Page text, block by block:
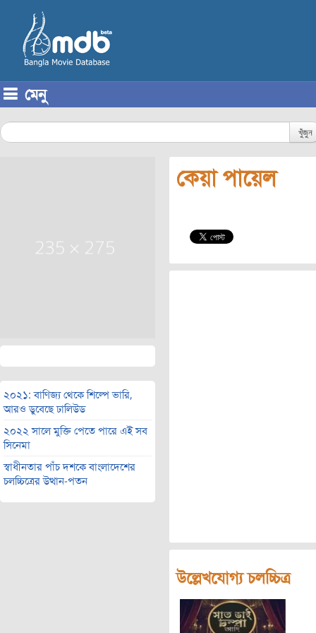
মেনু
খুঁজুন
২০২১: বাণিজ্য থেকে শিল্পে ভারি,
আরও ডুবেছে ঢালিউড
২০২২ সালে মুক্তি পেতে পারে এই সব
সিনেমা
স্বাধীনতার পাঁচ দশকে বাংলাদেশের
চলচ্চিত্রের উত্থান-পতন
কেয়া পায়েল
উল্লেখযোগ্য চলচ্চিত্র